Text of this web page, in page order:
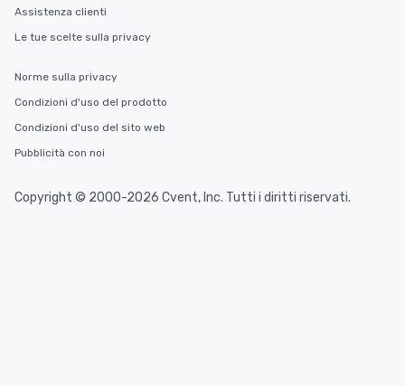
Assistenza clienti
Le tue scelte sulla privacy
Norme sulla privacy
Condizioni d'uso del prodotto
Condizioni d'uso del sito web
Pubblicità con noi
Copyright © 2000-2026 Cvent, Inc. Tutti i diritti riservati.